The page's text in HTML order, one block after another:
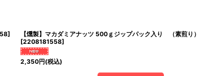
]
【燻製】マカダミアナッツ 500ｇジップパック入り （素煎り）
[2208181558]
2,350円(税込)